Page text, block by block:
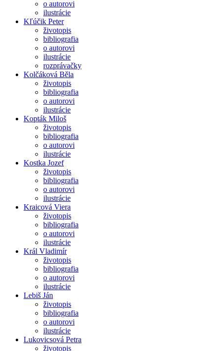
o autorovi
ilustrácie
Kľúčik Peter
životopis
bibliografia
o autorovi
ilustrácie
rozprávačky
Kolčáková Běla
životopis
bibliografia
o autorovi
ilustrácie
Kopták Miloš
životopis
bibliografia
o autorovi
ilustrácie
Kostka Jozef
životopis
bibliografia
o autorovi
ilustrácie
Kraicová Viera
životopis
bibliografia
o autorovi
ilustrácie
Král Vladimír
životopis
bibliografia
o autorovi
ilustrácie
Lebiš Ján
životopis
bibliografia
o autorovi
ilustrácie
Lukovicsová Petra
životopis